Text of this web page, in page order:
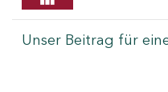
Unser Beitrag für